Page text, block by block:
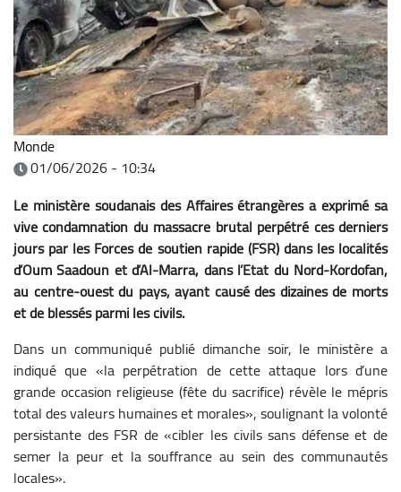
Monde
01/06/2026 - 10:34
Le ministère soudanais des Affaires étrangères a exprimé sa
vive condamnation du massacre brutal perpétré ces derniers
jours par les Forces de soutien rapide (FSR) dans les localités
d’Oum Saadoun et d’Al-Marra, dans l’Etat du Nord-Kordofan,
au centre-ouest du pays, ayant causé des dizaines de morts
et de blessés parmi les civils.
Dans un communiqué publié dimanche soir, le ministère a
indiqué que «la perpétration de cette attaque lors d’une
grande occasion religieuse (fête du sacrifice) révèle le mépris
total des valeurs humaines et morales», soulignant la volonté
persistante des FSR de «cibler les civils sans défense et de
semer la peur et la souffrance au sein des communautés
locales».